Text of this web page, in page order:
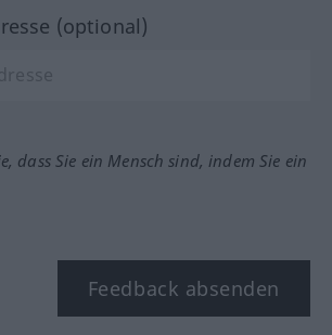
(optional)
dass Sie ein Mensch sind, indem Sie ein
Feedback absenden